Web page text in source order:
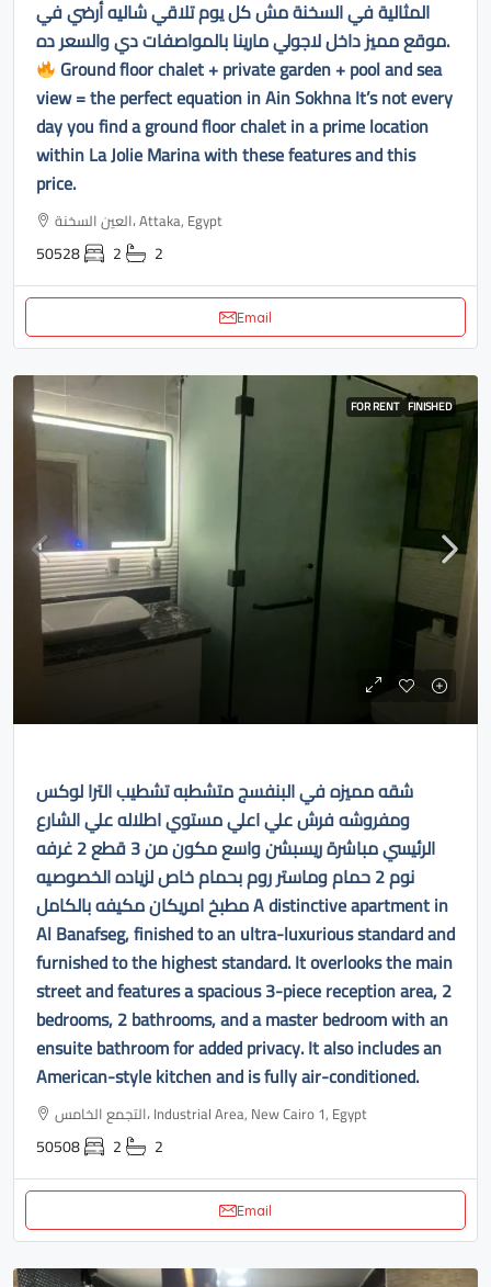
المثالية في السخنة مش كل يوم تلاقي شاليه أرضي في
موقع مميز داخل لاجولي مارينا بالمواصفات دي والسعر ده.
Ground floor chalet + private garden + pool and sea
view = the perfect equation in Ain Sokhna It’s not every
day you find a ground floor chalet in a prime location
within La Jolie Marina with these features and this
price.
العين السخنة، Attaka, Egypt
50528 2 2
Email
FOR RENT FINISHED
شقه مميزه في البنفسج متشطبه تشطيب الترا لوكس
ومفروشه فرش علي اعلي مستوي اطلاله علي الشارع
الرئيسي مباشرة ريسبشن واسع مكون من 3 قطع 2 غرفه
نوم 2 حمام وماستر روم بحمام خاص لزياده الخصوصيه
مطبخ امريكان مكيفه بالكامل A distinctive apartment in
Al Banafseg, finished to an ultra-luxurious standard and
furnished to the highest standard. It overlooks the main
street and features a spacious 3-piece reception area, 2
bedrooms, 2 bathrooms, and a master bedroom with an
ensuite bathroom for added privacy. It also includes an
American-style kitchen and is fully air-conditioned.
التجمع الخامس، Industrial Area, New Cairo 1, Egypt
50508 2 2
Email